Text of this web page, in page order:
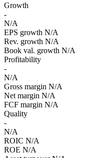
Growth
-
N/A
EPS growth N/A
Rev. growth N/A
Book val. growth N/A
Profitability
-
N/A
Gross margin N/A
Net margin N/A
FCF margin N/A
Quality
-
N/A
ROIC N/A
ROE N/A